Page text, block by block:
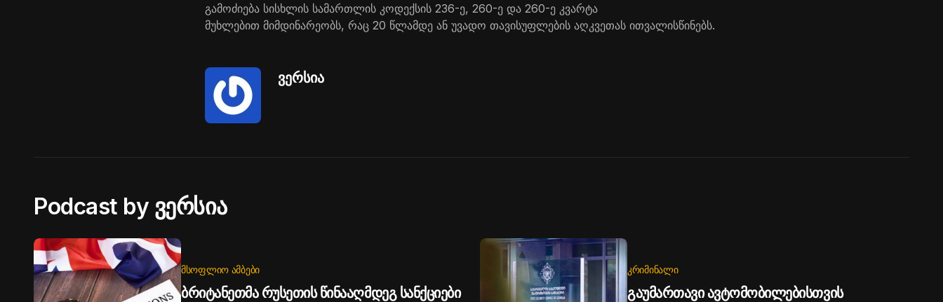
გამოძიება სისხლის სამართლის კოდექსის 236-ე, 260-ე და 260-ე კვარტა
მუხლებით მიმდინარეობს, რაც 20 წლამდე ან უვადო თავისუფლების აღკვეთას ითვალისწინებს.
ვერსია
Podcast by ვერსია
ᲛᲡᲝᲤᲚᲘᲝ ᲐᲛᲑᲔᲑᲘ
ბრიტანეთმა რუსეთის წინააღმდეგ სანქციები
ᲙᲠᲘᲛᲘᲜᲐᲚᲘ
გაუმართავი ავტომობილებისთვის